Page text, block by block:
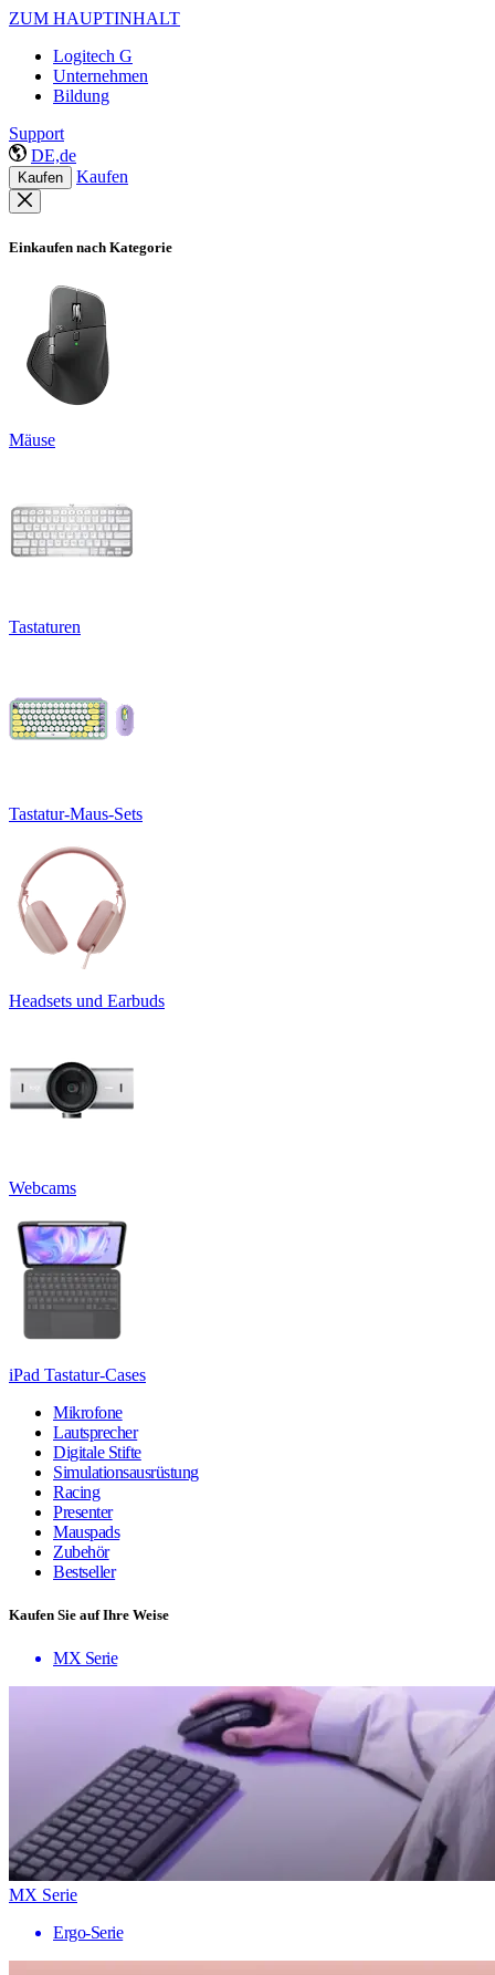
ZUM HAUPTINHALT
Logitech G
Unternehmen
Bildung
Support
DE,de
Kaufen Kaufen
Einkaufen nach Kategorie
Mäuse
Tastaturen
Tastatur-Maus-Sets
Headsets und Earbuds
Webcams
iPad Tastatur-Cases
Mikrofone
Lautsprecher
Digitale Stifte
Simulationsausrüstung
Racing
Presenter
Mauspads
Zubehör
Bestseller
Kaufen Sie auf Ihre Weise
MX Serie
MX Serie
Ergo-Serie